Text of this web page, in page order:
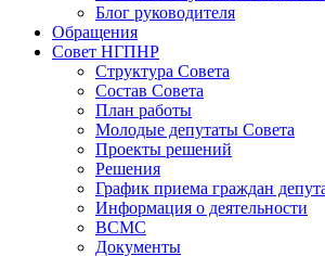
Блог руководителя
Обращения
Совет НГПНР
Структура Совета
Состав Совета
План работы
Молодые депутаты Совета
Проекты решений
Решения
График приема граждан
Информация о деятельности
ВСМС
Документы